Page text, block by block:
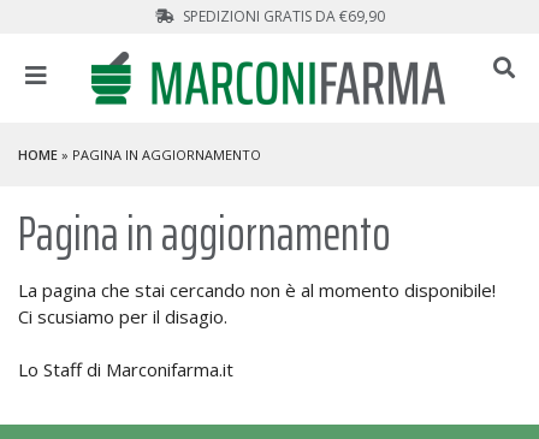
SPEDIZIONI GRATIS DA €69,90
HOME » PAGINA IN AGGIORNAMENTO
Pagina in aggiornamento
La pagina che stai cercando non è al momento disponibile!
Ci scusiamo per il disagio.
Lo Staff di Marconifarma.it